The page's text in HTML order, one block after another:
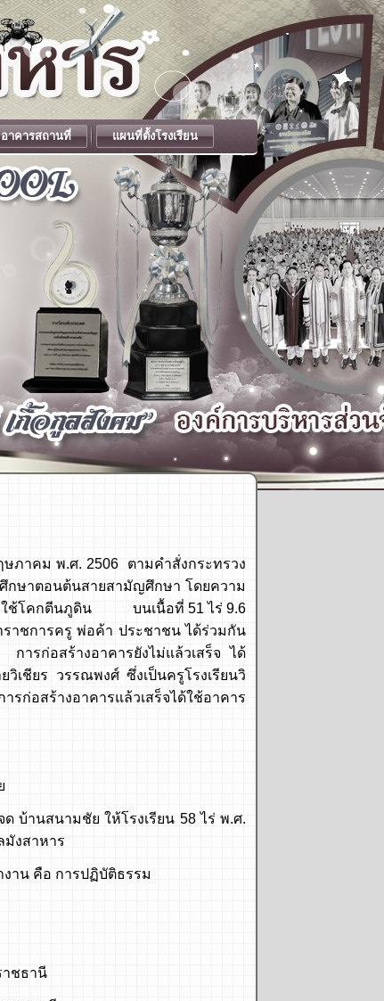
อาคารสถานที่ แผนที่ตั้งโรงเรียน
ษภาคม พ.ศ. 2506 ตามคำสั่งกระทรวง
ษาตอนต้นสายสามัญศึกษา โดยความ
า ใช้โคกตีนภูดิน บนเนื้อที่ 51 ไร่ 9.6
ราชการครู พ่อค้า ประชาชน ได้ร่วมกัน
ารก่อสร้างอาคารยังไม่แล้วเสร็จ ได้
เชียร วรรณพงศ์ ซึ่งเป็นครูโรงเรียนวิ
ก่อสร้างอาคารแล้วเสร็จได้ใช้อาคาร
สนามชัย ให้โรงเรียน 58 ไร่ พ.ศ.
มังสาหาร
อ การปฏิบัติธรรม
ชธานี